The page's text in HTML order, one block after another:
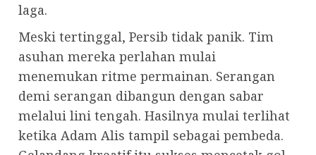
laga.
Meski tertinggal, Persib tidak panik. Tim
asuhan mereka perlahan mulai
menemukan ritme permainan. Serangan
demi serangan dibangun dengan sabar
melalui lini tengah. Hasilnya mulai terlihat
ketika Adam Alis tampil sebagai pembeda.